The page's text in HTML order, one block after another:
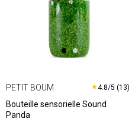
PETIT BOUM ★4.8/5 (13)
Bouteille sensorielle Sound
Panda